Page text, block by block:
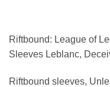
Riftbound: League of
Sleeves Leblanc,
Riftbound sleeves,